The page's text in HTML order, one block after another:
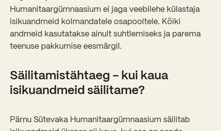
Humanitaargümnaasium ei jaga veebilehe külastaja
isikuandmeid kolmandatele osapooltele. Kõiki
andmeid kasutatakse ainult suhtlemiseks ja parema
teenuse pakkumise eesmärgil.
Säilitamistähtaeg – kui kaua
isikuandmeid säilitame?
Pärnu Sütevaka Humanitaargümnaasium säilitab